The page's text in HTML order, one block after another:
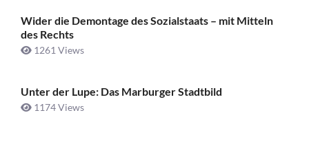
Wider die Demontage des Sozialstaats – mit Mitteln
des Rechts
1261 Views
Unter der Lupe: Das Marburger Stadtbild
1174 Views